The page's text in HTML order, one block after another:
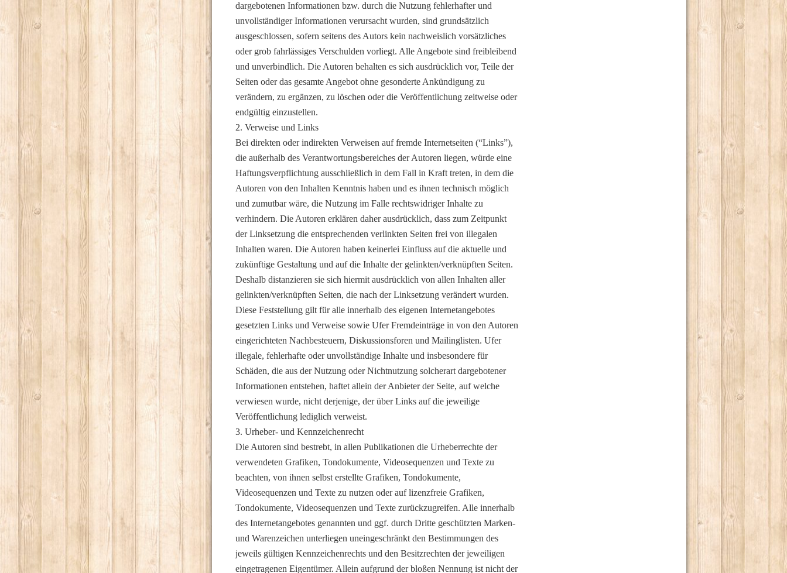
dargebotenen Informationen bzw. durch die Nutzung fehlerhafter und
unvollständiger Informationen verursacht wurden, sind grundsätzlich
ausgeschlossen, sofern seitens des Autors kein nachweislich vorsätzliches
oder grob fahrlässiges Verschulden vorliegt. Alle Angebote sind freibleibend
und unverbindlich. Die Autoren behalten es sich ausdrücklich vor, Teile der
Seiten oder das gesamte Angebot ohne gesonderte Ankündigung zu
verändern, zu ergänzen, zu löschen oder die Veröffentlichung zeitweise oder
endgültig einzustellen.
2. Verweise und Links
Bei direkten oder indirekten Verweisen auf fremde Internetseiten (“Links”),
die außerhalb des Verantwortungsbereiches der Autoren liegen, würde eine
Haftungsverpflichtung ausschließlich in dem Fall in Kraft treten, in dem die
Autoren von den Inhalten Kenntnis haben und es ihnen technisch möglich
und zumutbar wäre, die Nutzung im Falle rechtswidriger Inhalte zu
verhindern. Die Autoren erklären daher ausdrücklich, dass zum Zeitpunkt
der Linksetzung die entsprechenden verlinkten Seiten frei von illegalen
Inhalten waren. Die Autoren haben keinerlei Einfluss auf die aktuelle und
zukünftige Gestaltung und auf die Inhalte der gelinkten/verknüpften Seiten.
Deshalb distanzieren sie sich hiermit ausdrücklich von allen Inhalten aller
gelinkten/verknüpften Seiten, die nach der Linksetzung verändert wurden.
Diese Feststellung gilt für alle innerhalb des eigenen Internetangebotes
gesetzten Links und Verweise sowie Ufer Fremdeinträge in von den Autoren
eingerichteten Nachbesteuern, Diskussionsforen und Mailinglisten. Ufer
illegale, fehlerhafte oder unvollständige Inhalte und insbesondere für
Schäden, die aus der Nutzung oder Nichtnutzung solcherart dargebotener
Informationen entstehen, haftet allein der Anbieter der Seite, auf welche
verwiesen wurde, nicht derjenige, der über Links auf die jeweilige
Veröffentlichung lediglich verweist.
3. Urheber- und Kennzeichenrecht
Die Autoren sind bestrebt, in allen Publikationen die Urheberrechte der
verwendeten Grafiken, Tondokumente, Videosequenzen und Texte zu
beachten, von ihnen selbst erstellte Grafiken, Tondokumente,
Videosequenzen und Texte zu nutzen oder auf lizenzfreie Grafiken,
Tondokumente, Videosequenzen und Texte zurückzugreifen. Alle innerhalb
des Internetangebotes genannten und ggf. durch Dritte geschützten Marken-
und Warenzeichen unterliegen uneingeschränkt den Bestimmungen des
jeweils gültigen Kennzeichenrechts und den Besitzrechten der jeweiligen
eingetragenen Eigentümer. Allein aufgrund der bloßen Nennung ist nicht der